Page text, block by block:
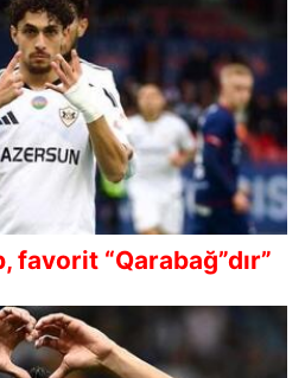
favorit “Qarabağ”dır”